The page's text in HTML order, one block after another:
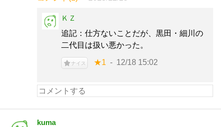
ＫＺ
追記：仕方ないことだが、黒田・細川の
二代目は扱い悪かった。
ナイス ★1 12/18 15:02
kuma